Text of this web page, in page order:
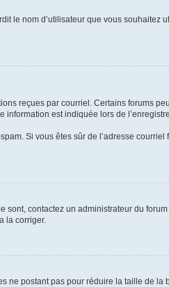
le nom d’utilisateur que vous souhaitez
reçues par courriel. Certains forums
est indiquée lors de
Si vous êtes sûr de l’adresse courriel
sont, contactez un administrateur du
la corriger.
ne postant pas pour réduire la taille de la